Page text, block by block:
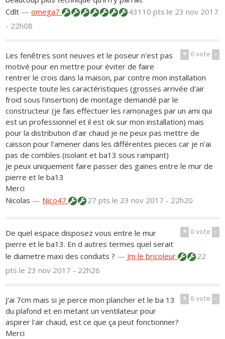
Cdlt —omega7 43110 ptsle 23 nov 2017
- 22h08
+ 0vote -
Les fenêtres sont neuves et le poseur n'est pas
motivé pour en mettre pour éviter de faire
rentrer le crois dans la maison, par contre mon installation
respecte toute les caractéristiques (grosses arrivée d'air
froid sous l'insertion) de montage demandé par le
constructeur (je fais effectuer les ramonages par un ami qui
est un professionnel et il est ok sur mon installation) mais
pour la distribution d'air chaud je ne peux pas mettre de
caisson pour l'amener dans les différentes pieces car je n'ai
pas de combles (isolant et ba13 sous rampant)
Je peux uniquement faire passer des gaines entre le mur de
pierre et le ba13
Merci
Nicolas — Nico47 27 ptsle 23 nov 2017 - 22h20
+ 0vote -
De quel espace disposez vous entre le mur
pierre et le ba13. En d autres termes quel serait
le diametre maxi des conduits ? — Jm le bricoleur
22
ptsle 23 nov 2017 - 22h26
+ 0vote -
J'ai 7cm mais si je perce mon plancher et le ba 13
du plafond et en metant un ventilateur pour
aspirer l'air chaud, est ce que ça peut fonctionner?
Merci